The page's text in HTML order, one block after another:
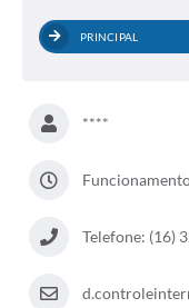
Editais
Vagas de Emprego - PAT
Plano Diretor
PRINCIPAL
****
Telefone: (16)